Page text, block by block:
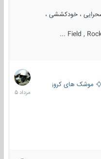
، خودکششی ،
Field ,
موشک های کروز
2
مرداد
1405